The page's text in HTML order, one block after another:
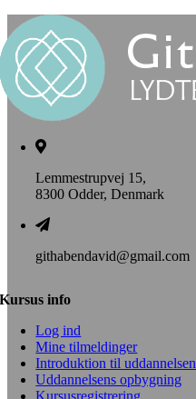
Lemmestrupvej 15,
8300 Odder, Denmark
githabendavid@gmail.com
Kursus info
Log ind
Mine tilmeldinger
Introduktion til uddannelsen
Uddannelsens opbygning
Kursusregistrering